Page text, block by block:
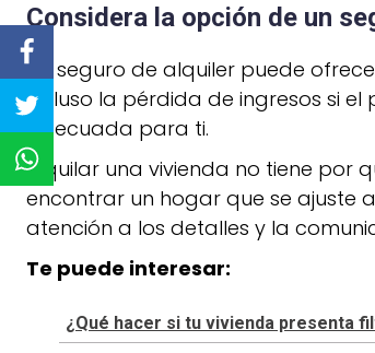
Considera la opción de un
Un seguro de alquiler puede
incluso la pérdida de ingresos si el
adecuada para ti.
Alquilar una vivienda no tiene por
encontrar un hogar que se ajuste
atención a los detalles y la
Te puede interesar:
¿Qué hacer si tu vivienda presenta